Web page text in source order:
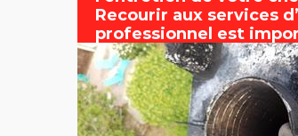
Recourir aux services
professionnel est